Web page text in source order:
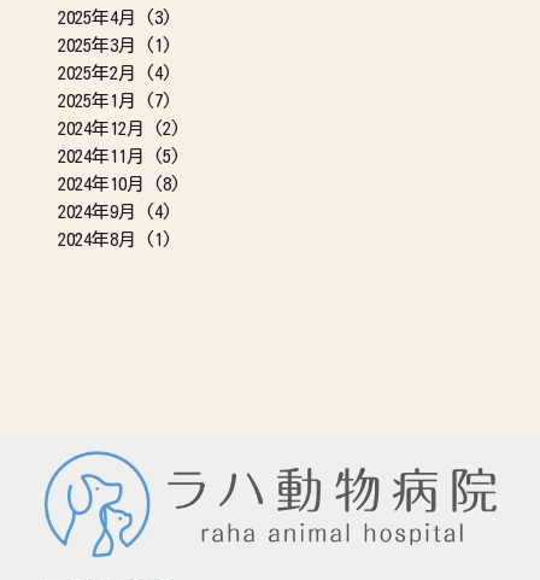
2025年4月
(3)
2025年3月
(1)
2025年2月
(4)
2025年1月
(7)
2024年12月
(2)
2024年11月
(5)
2024年10月
(8)
2024年9月
(4)
2024年8月
(1)